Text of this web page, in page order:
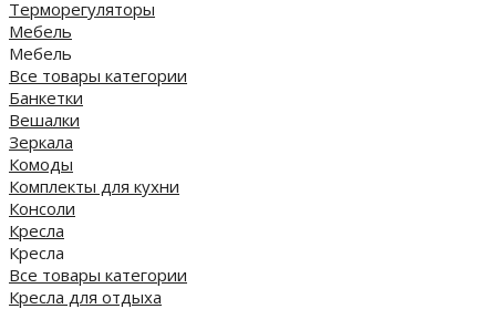
Терморегуляторы
Мебель
Мебель
Все товары категории
Банкетки
Вешалки
Зеркала
Комоды
Комплекты для кухни
Консоли
Кресла
Кресла
Все товары категории
Кресла для отдыха